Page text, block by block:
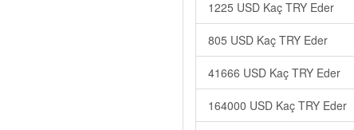
1225 USD Kaç TRY Eder
805 USD Kaç TRY Eder
41666 USD Kaç TRY Eder
164000 USD Kaç TRY Eder